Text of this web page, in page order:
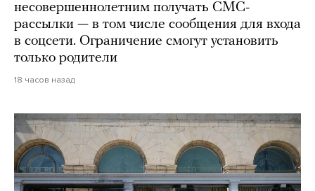
несовершеннолетним получать СМС-
рассылки — в том числе сообщения для входа
в соцсети. Ограничение смогут установить
только родители
18 часов назад